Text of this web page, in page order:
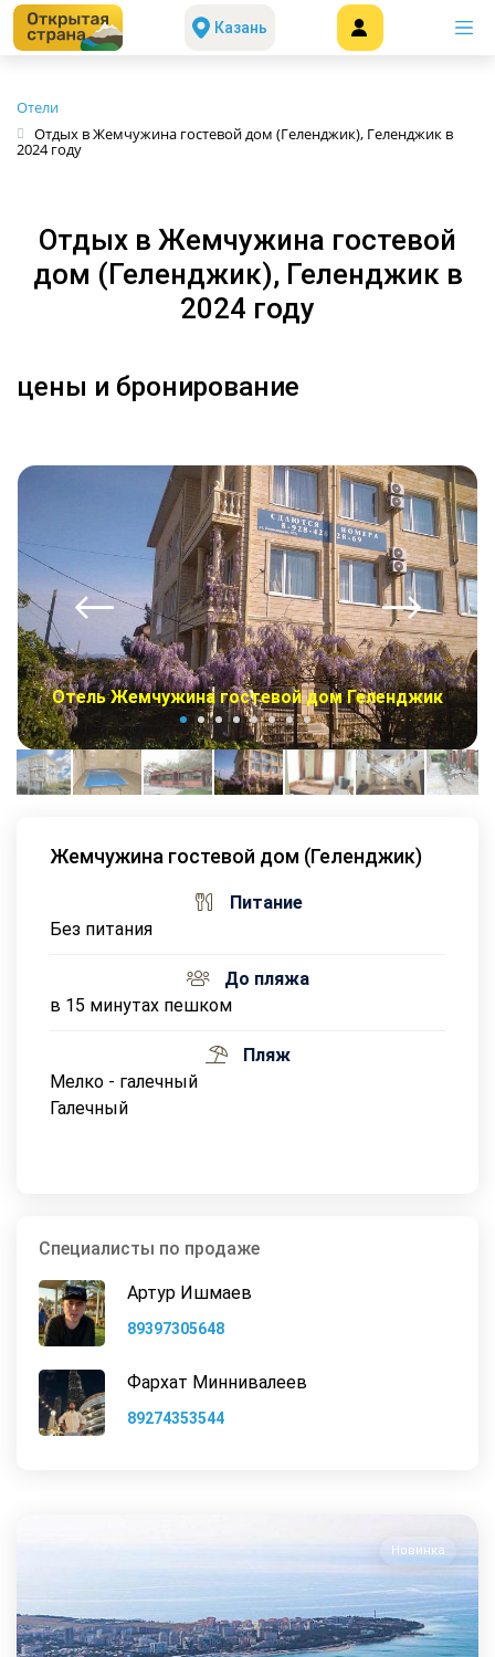
Казань
Отели
Отдых в Жемчужина гостевой дом (Геленджик), Геленджик в
2024 году
Отдых в Жемчужина гостевой
дом (Геленджик), Геленджик в
2024 году
цены и бронирование
Отель Жемчужина гостевой дом Геленджик
Жемчужина гостевой дом (Геленджик)
Питание
Без питания
До пляжа
в 15 минутах пешком
Пляж
Мелко - галечный
Галечный
Специалисты по продаже
Артур Ишмаев
89397305648
Фархат Миннивалеев
89274353544
Новинка